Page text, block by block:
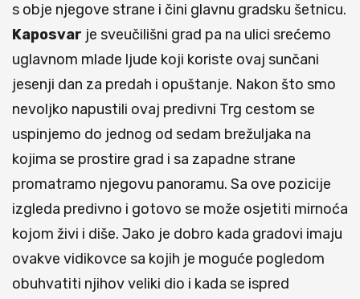
s obje njegove strane i čini glavnu gradsku šetnicu.
Kaposvar je sveučilišni grad pa na ulici srećemo
uglavnom mlade ljude koji koriste ovaj sunčani
jesenji dan za predah i opuštanje. Nakon što smo
nevoljko napustili ovaj predivni Trg cestom se
uspinjemo do jednog od sedam brežuljaka na
kojima se prostire grad i sa zapadne strane
promatramo njegovu panoramu. Sa ove pozicije
izgleda predivno i gotovo se može osjetiti mirnoća
kojom živi i diše. Jako je dobro kada gradovi imaju
ovakve vidikovce sa kojih je moguće pogledom
obuhvatiti njihov veliki dio i kada se ispred